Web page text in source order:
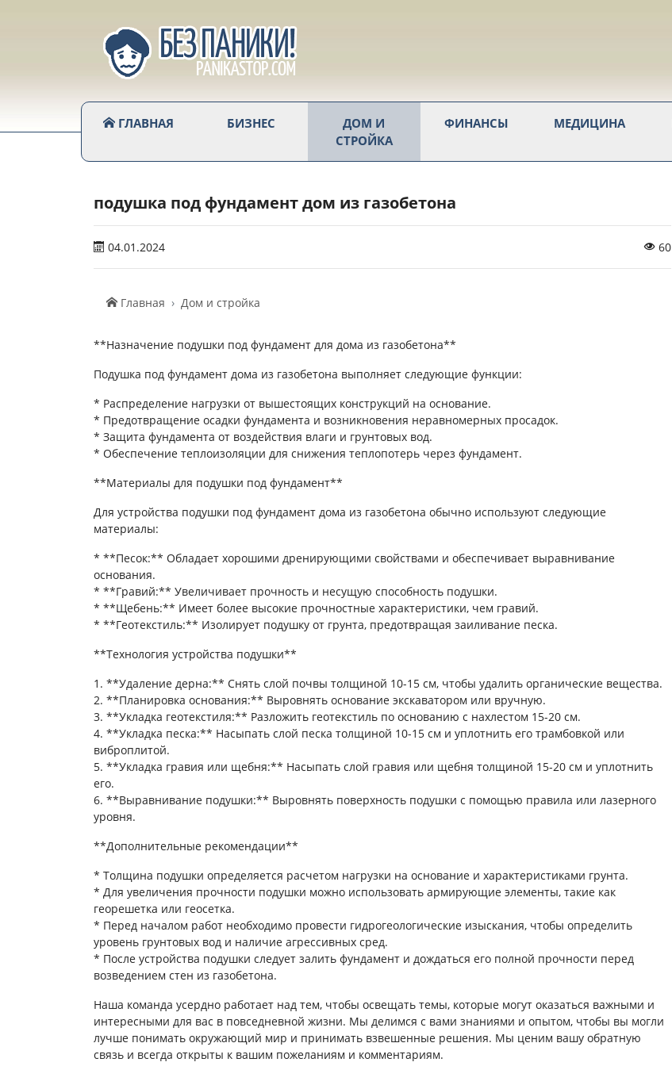
ГЛАВНАЯ БИЗНЕС
ДОМ И
СТРОЙКА
ФИНАНСЫ МЕДИЦИНА
подушка под фундамент дом из газобетона
04.01.2024 60
Главная Дом и стройка
**Назначение подушки под фундамент для дома из газобетона**
Подушка под фундамент дома из газобетона выполняет следующие функции:
* Распределение нагрузки от вышестоящих конструкций на основание.
* Предотвращение осадки фундамента и возникновения неравномерных просадок.
* Защита фундамента от воздействия влаги и грунтовых вод.
* Обеспечение теплоизоляции для снижения теплопотерь через фундамент.
**Материалы для подушки под фундамент**
Для устройства подушки под фундамент дома из газобетона обычно используют следующие
материалы:
* **Песок:** Обладает хорошими дренирующими свойствами и обеспечивает выравнивание
основания.
* **Гравий:** Увеличивает прочность и несущую способность подушки.
* **Щебень:** Имеет более высокие прочностные характеристики, чем гравий.
* **Геотекстиль:** Изолирует подушку от грунта, предотвращая заиливание песка.
**Технология устройства подушки**
1. **Удаление дерна:** Снять слой почвы толщиной 10-15 см, чтобы удалить органические вещества.
2. **Планировка основания:** Выровнять основание экскаватором или вручную.
3. **Укладка геотекстиля:** Разложить геотекстиль по основанию с нахлестом 15-20 см.
4. **Укладка песка:** Насыпать слой песка толщиной 10-15 см и уплотнить его трамбовкой или
виброплитой.
5. **Укладка гравия или щебня:** Насыпать слой гравия или щебня толщиной 15-20 см и уплотнить
его.
6. **Выравнивание подушки:** Выровнять поверхность подушки с помощью правила или лазерного
уровня.
**Дополнительные рекомендации**
* Толщина подушки определяется расчетом нагрузки на основание и характеристиками грунта.
* Для увеличения прочности подушки можно использовать армирующие элементы, такие как
георешетка или геосетка.
* Перед началом работ необходимо провести гидрогеологические изыскания, чтобы определить
уровень грунтовых вод и наличие агрессивных сред.
* После устройства подушки следует залить фундамент и дождаться его полной прочности перед
возведением стен из газобетона.
Наша команда усердно работает над тем, чтобы освещать темы, которые могут оказаться важными и
интересными для вас в повседневной жизни. Мы делимся с вами знаниями и опытом, чтобы вы могли
лучше понимать окружающий мир и принимать взвешенные решения. Мы ценим вашу обратную
связь и всегда открыты к вашим пожеланиям и комментариям.